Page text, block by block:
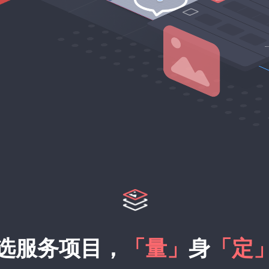
服务项目， 「量」 身「定